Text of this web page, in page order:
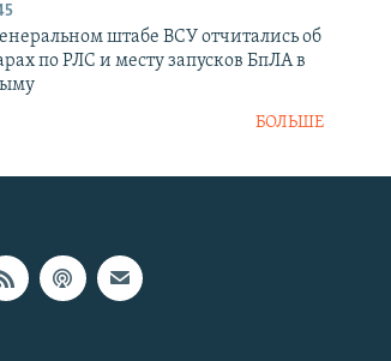
штабе ВСУ отчитались об
по РЛС и месту запусков БпЛА в
БОЛЬШЕ